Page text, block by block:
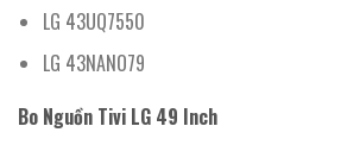
LG 43UQ7550
LG 43NANO79
Bo Nguồn Tivi LG 49 Inch